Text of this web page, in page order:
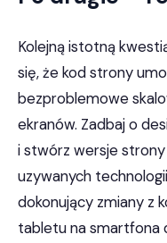
Kolejną istotną
się, że kod strony
bezproblemowe
ekranów. Zadbaj o
i stwórz wersje
uzywanych
dokonujący zmiany z
tabletu na smartfona